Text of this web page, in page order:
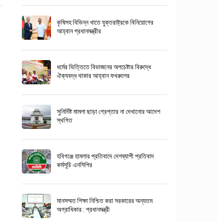
কৃষিসহ বিভিন্ন খাতে যুক্তরাষ্ট্রকে বিনিয়োগের
আহ্বান প্রধানমন্ত্রীর
ধর্মের ভিত্তিতে বিভাজনের অপচেষ্টার বিরুদ্ধে
ঐক্যবদ্ধ থাকার আহ্বান ফখরুলের
সুনির্দিষ্ট মামলা ছাড়া গ্রেপ্তার না দেখানোর আদেশ
স্থগিত
হবিগঞ্জে হামলার প্রতিবাদে দেশব্যাপী প্রতিবাদ
কর্মসূচি এনসিপির
মানসম্মত শিক্ষা নিশ্চিত করা সরকারের অন্যতম
অগ্রাধিকার : প্রধানমন্ত্রী